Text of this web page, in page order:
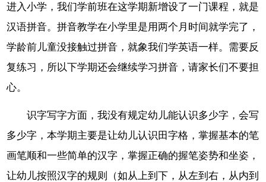
进入小学，我们学前班在这学期新增设了一门课程，就是
汉语拼音。拼音教学在小学里是用两个月时间就学完了，
学龄前儿童没接触过拼音，就象我们学英语一样。需要反
复练习，所以下学期还会继续学习拼音，请家长们不要担
心。
识字写字方面，我没有规定幼儿能认识多少字，会写
多少字，本学期主要是让幼儿认识田字格，掌握基本的笔
画笔顺和一些简单的汉字，掌握正确的握笔姿势和坐姿，
让幼儿按照汉字的规则（如从上到下，从左到右，从内到